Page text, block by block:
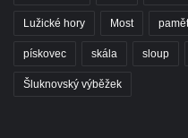
Lužické hory Most
pískovec skála sloup
Šluknovský výběžek